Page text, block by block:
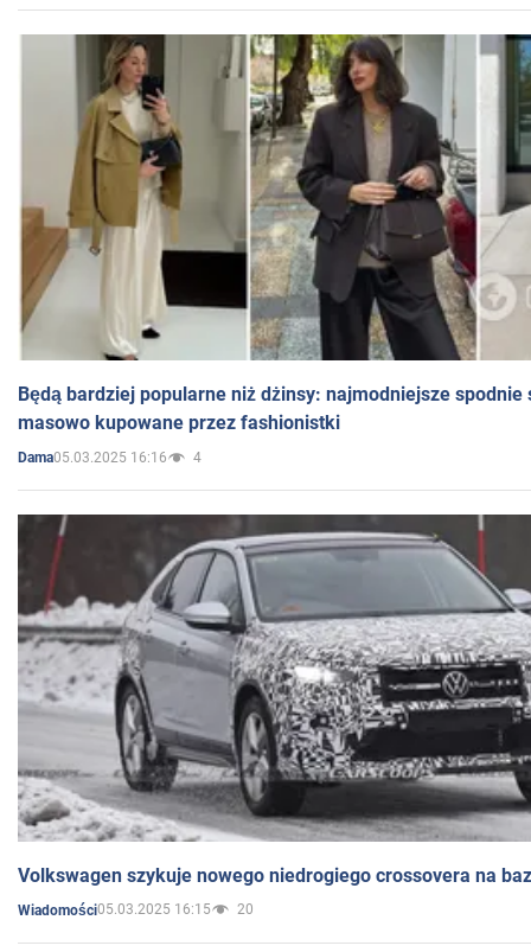
Będą bardziej popularne niż dżinsy: najmodniejsze spodnie
masowo kupowane przez fashionistki
Dama05.03.2025 16:16 4
Volkswagen szykuje nowego niedrogiego crossovera na
Wiadomości05.03.2025 16:15 20